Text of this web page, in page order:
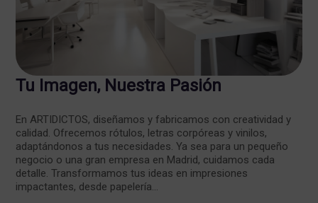
Tu Imagen, Nuestra Pasión
En ARTIDICTOS, diseñamos y fabricamos con creatividad y
calidad. Ofrecemos rótulos, letras corpóreas y vinilos,
adaptándonos a tus necesidades. Ya sea para un pequeño
negocio o una gran empresa en Madrid, cuidamos cada
detalle. Transformamos tus ideas en impresiones
impactantes, desde papelería...